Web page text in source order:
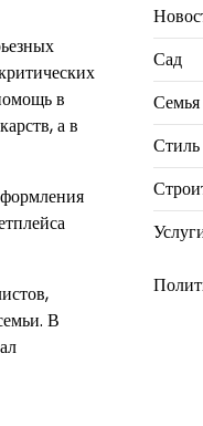
в
а в
В
Сад
Семья